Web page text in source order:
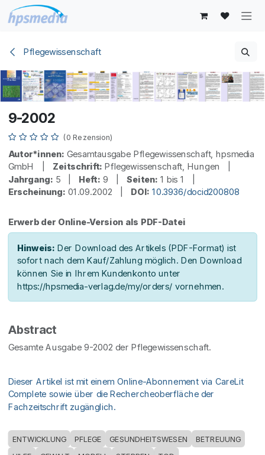
Zum Inhalt springen
Pflegewissenschaft
9-2002
(0 Rezension)
Autor*innen: Gesamtausgabe Pflegewissenschaft, hpsmedia
GmbH | Zeitschrift: Pflegewissenschaft, Hungen |
Jahrgang: 5 | Heft: 9 |Seiten: 1 bis 1 |
Erscheinung: 01.09.2002 | DOI: 10.3936/docid200808
Erwerb der Online-Version als PDF-Datei
Hinweis: Der Download des Artikels (PDF-Format) ist
sofort nach dem Kauf/Zahlung möglich. Den Download
können Sie in Ihrem Kundenkonto unter
https://hpsmedia-verlag.de/my/orders/ vornehmen.
Abstract
Gesamte Ausgabe 9-2002 der Pflegewissenschaft.
Dieser Artikel ist mit einem Online-Abonnement via CareLit
Complete sowie über die Rechercheoberfläche der
Fachzeitschrift zugänglich.
ENTWICKLUNG PFLEGE GESUNDHEITSWESEN BETREUUNG